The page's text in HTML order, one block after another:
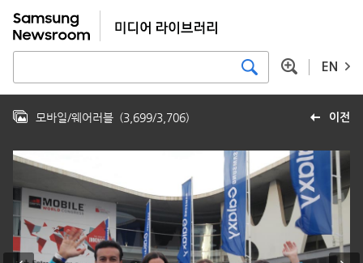
EN
이전
모바일/웨어러블 (3,699/3,706)